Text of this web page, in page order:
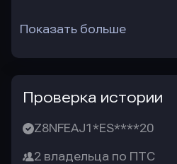
Показать больше
Проверка истории
Z8NFEAJ1*ES****20
2 владельца по ПТС